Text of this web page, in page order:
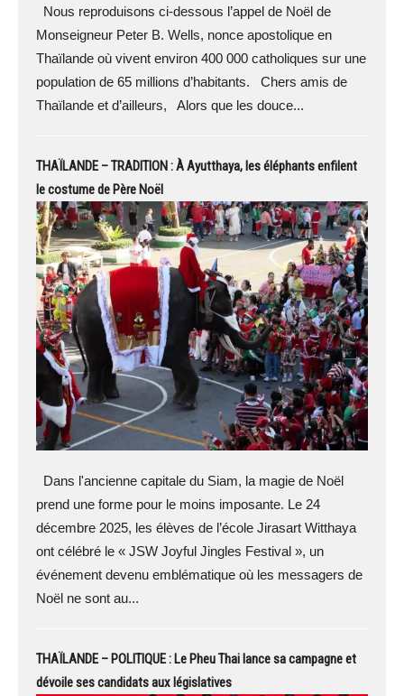
Nous reproduisons ci-dessous l’appel de Noël de
Monseigneur Peter B. Wells, nonce apostolique en
Thaïlande où vivent environ 400 000 catholiques sur une
population de 65 millions d’habitants. Chers amis de
Thaïlande et d’ailleurs, Alors que les douce...
THAÏLANDE – TRADITION : À Ayutthaya, les éléphants enfilent
le costume de Père Noël
Dans l'ancienne capitale du Siam, la magie de Noël
prend une forme pour le moins imposante. Le 24
décembre 2025, les élèves de l’école Jirasart Witthaya
ont célébré le « JSW Joyful Jingles Festival », un
événement devenu emblématique où les messagers de
Noël ne sont au...
THAÏLANDE – POLITIQUE : Le Pheu Thai lance sa campagne et
dévoile ses candidats aux législatives